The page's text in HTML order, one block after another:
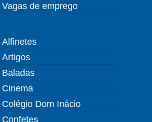
Vagas de emprego
Alfinetes
Artigos
Baladas
Cinema
Colégio Dom Inácio
Confetes